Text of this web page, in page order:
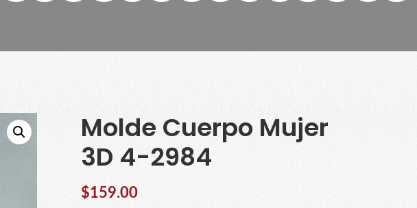
Molde Cuerpo Mujer
3D 4-2984
$159.00